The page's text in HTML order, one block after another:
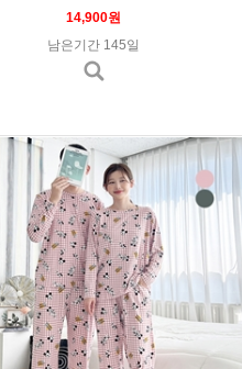
14,900원
남은기간 145일